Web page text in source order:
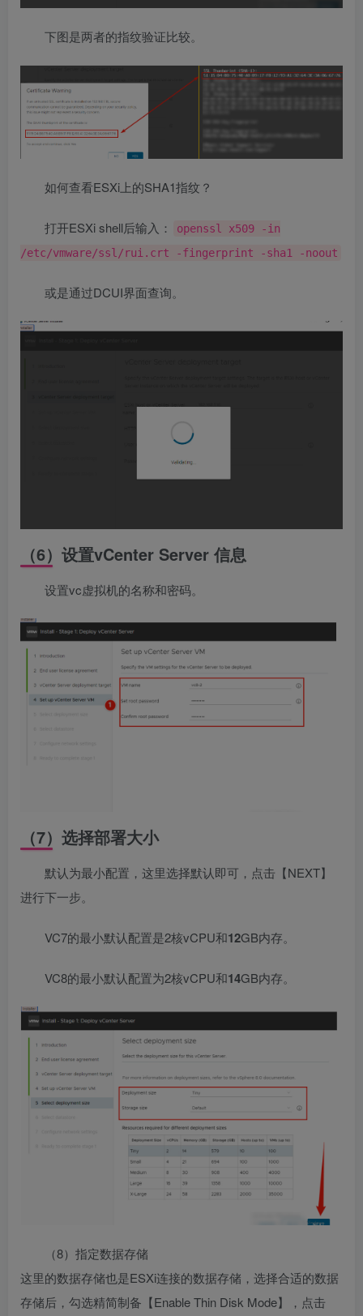
下图是两者的指纹验证比较。
如何查看ESXi上的SHA1指纹？
打开ESXi shell后输入：
openssl x509 -in
/etc/vmware/ssl/rui.crt -fingerprint -sha1 -noout
或是通过DCUI界面查询。
（6）设置vCenter Server 信息
设置vc虚拟机的名称和密码。
（7）选择部署大小
默认为最小配置，这里选择默认即可，点击【NEXT】
进行下一步。
VC7的最小默认配置是2核vCPU和12GB内存。
VC8的最小默认配置为2核vCPU和14GB内存。
（8）指定数据存储
这里的数据存储也是ESXi连接的数据存储，选择合适的数据
存储后，勾选精简制备【Enable Thin Disk Mode】，点击